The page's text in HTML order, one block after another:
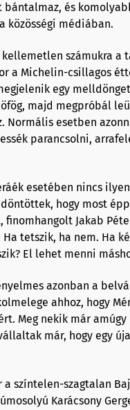
bántalmaz, és
közösségi médiában.
kellemetlen számukra a
a Michelin-csillagos
egy
majd megpróbál
Normális esetben
parancsolni,
esetében nincs
hogy most
finomhangolt Jakab
tetszik, ha nem. Ha
El lehet menni
azonban a
ahhoz, hogy
Meg nekik már amúgy
már, hogy egy
a színtelen-szagtalan
Karácsony